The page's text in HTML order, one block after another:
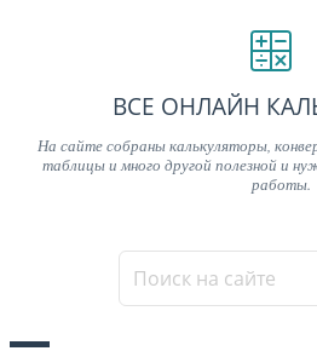
ВСЕ ОНЛАЙН
На сайте собраны калькуляторы,
таблицы и много другой полезной и
работы.